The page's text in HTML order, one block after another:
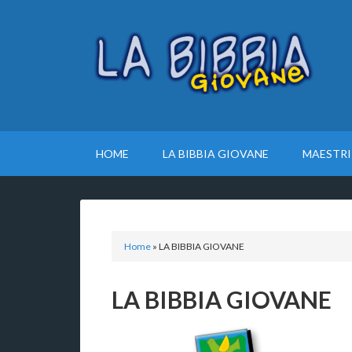
HOME LA BIBBIA GIOVANE
Home » LA BIBBIA GIOVANE
LA BIBBIA GIOVANE